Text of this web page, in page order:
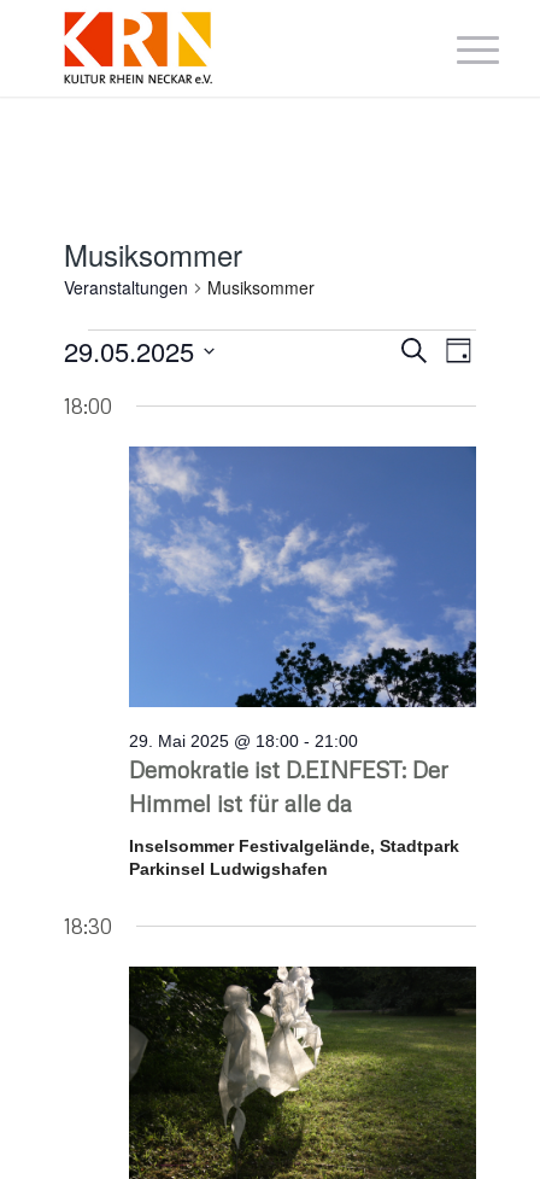
Musiksommer
Veranstaltungen Musiksommer
Veranstaltungen
für
Mai
Suche
Ansichten,
SucheTag
29.05.2025
wählen.
18:00
Demokratie ist D.EINFEST: Der
Himmel ist für alle da
29. Mai 2025 @ 18:00 - 21:00
Inselsommer Festivalgelände, Stadtpark
Parkinsel Ludwigshafen
18:30